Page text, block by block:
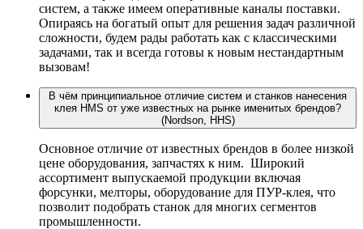
систем, а также имеем оперативные каналы поставки.
Опираясь на богатый опыт для решения задач различной
сложности, будем рады работать как с классическими
задачами, так и всегда готовы к новым нестандартным
вызовам!
В чём принципиальное отличие систем и станков нанесения
клея HMS от уже известных на рынке именитых брендов?
(Nordson, HHS)
Основное отличие от известных брендов в более низкой
цене оборудования, запчастях к ним. Широкий
ассортимент выпускаемой продукции включая
форсунки, мелторы, оборудование для ПУР-клея, что
позволит подобрать станок для многих сегментов
промышленности.